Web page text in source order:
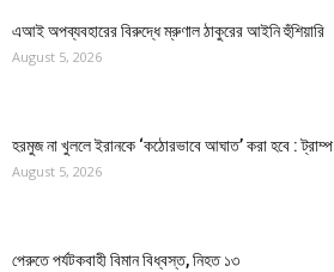
এআই অপব্যবহারের বিরুদ্ধে ম্রুণাল ঠাকুরের আইনি হুঁশিয়ারি
August 5, 2026
হরমুজ না খুললে ইরানকে ‘কঠোরভাবে আঘাত’ করা হবে : ট্রাম্প
August 5, 2026
পেরুতে পর্যটকবাহী বিমান বিধ্বস্ত, নিহত ১৩